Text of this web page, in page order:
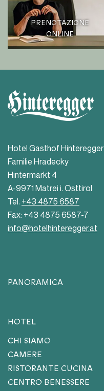
prenotazione
online
Hotel Gasthof Hinteregger
Familie Hradecky
Hintermarkt 4
A-9971 Matrei i. Osttirol
Tel. +43 4875 6587
Fax: +43 4875 6587-7
info@hotelhinteregger.at
PANORAMICA
HOTEL
CHI SIAMO
CAMERE
RISTORANTE CUCINA
CENTRO BENESSERE